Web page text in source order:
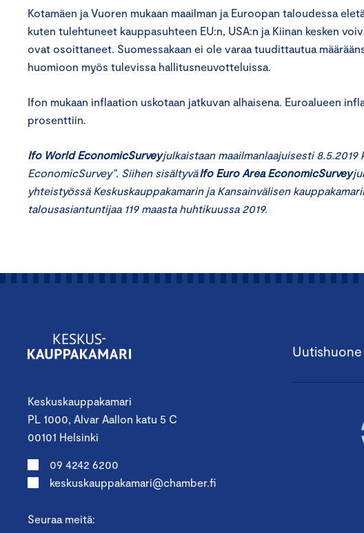
Kotamäen ja Vuoren mukaan maailman ja Euroopan taloudessa
kuten tulehtuneet kauppasuhteen EU:n, USA:n ja Kiinan kesken
ovat osoittaneet. Suomessakaan ei ole varaa tuudittautua
huomioon myös tulevissa hallitusneuvotteluissa.
Ifon mukaan inflaation uskotaan jatkuvan alhaisena. Euroalueen
prosenttiin.
Ifo World EconomicSurveyjulkaistaan maailmanlaajuisesti8. 5.2019
EconomicSurvey”. Siihen sisältyvä Ifo Euro Area EconomicSurvey
yhteistyössä Keskuskauppakamarin ja Kansainvälisen
talousasiantuntijaa 119maasta huhtikuussa 2019.
Keskuskauppakamari
PL 1000, Alvar Aallon katu 5 C
00101 Helsinki
09 4242 6200
keskuskauppakamari@chamber.fi
Seuraa meitä:
Uutishuone